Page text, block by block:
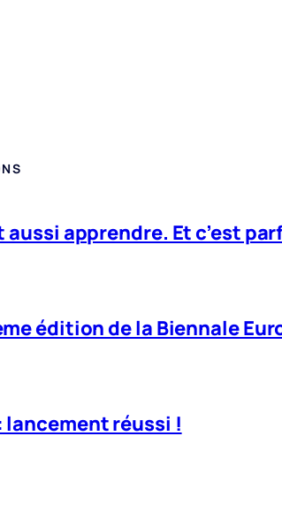
aussi apprendre. Et c’est
édition de la Biennale
lancement réussi !